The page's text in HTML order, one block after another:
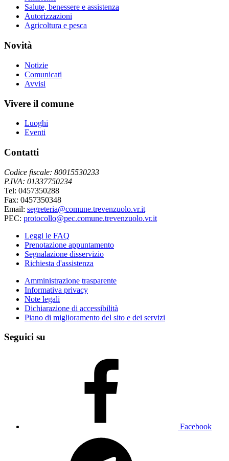
Salute, benessere e assistenza
Autorizzazioni
Agricoltura e pesca
Novità
Notizie
Comunicati
Avvisi
Vivere il comune
Luoghi
Eventi
Contatti
Codice fiscale: 80015530233
P.IVA: 01337750234
Tel: 0457350288
Fax: 0457350348
Email: segreteria@comune.trevenzuolo.vr.it
PEC: protocollo@pec.comune.trevenzuolo.vr.it
Leggi le FAQ
Prenotazione appuntamento
Segnalazione disservizio
Richiesta d'assistenza
Amministrazione trasparente
Informativa privacy
Note legali
Dichiarazione di accessibilità
Piano di miglioramento del sito e dei servizi
Seguici su
Facebook